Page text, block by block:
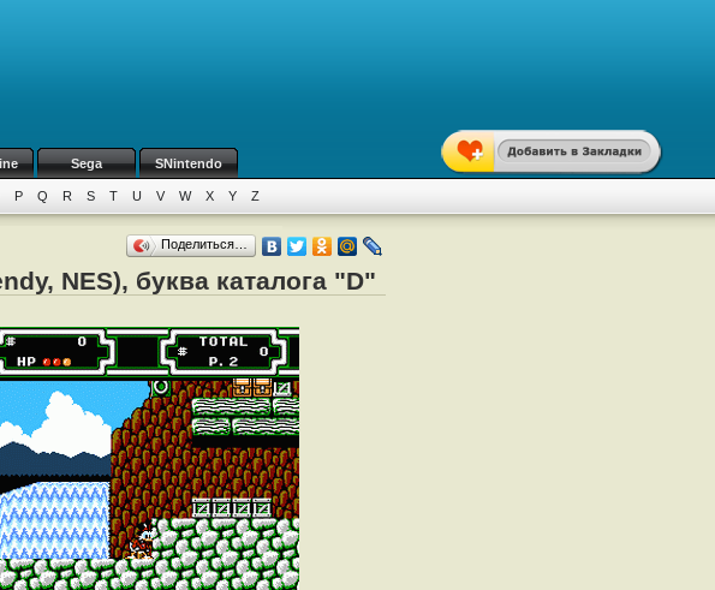
Sega SNintendo
P Q R S T U V W X Y Z
Поделиться…
NES), буква каталога "D"